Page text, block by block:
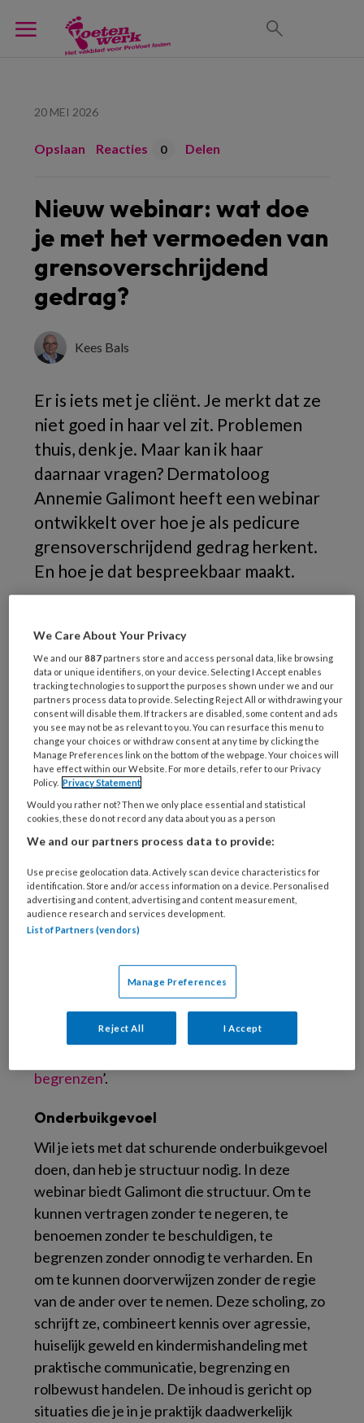
20 MEI 2026
Opslaan Reacties 0 Delen
Nieuw webinar: wat doe
je met het vermoeden van
grensoverschrijdend
gedrag?
Kees Bals
Er is iets met je cliënt. Je merkt dat ze
niet goed in haar vel zit. Problemen
thuis, denk je. Maar kan ik haar
daarnaar vragen? Dermatoloog
Annemie Galimont heeft een webinar
ontwikkelt over hoe je als pedicure
grensoverschrijdend gedrag herkent.
En hoe je dat bespreekbaar maakt.
(Beeld: Huidopleiding)
‘Een gespannen houding. Een verhaal dat niet
helemaal klopt. Een cliënt die anders reageert
overneemt. Of een onderbuikgevoel dat blijft
hangen, zonder dat je precies kunt benoemen
waarom’, zo schrijft Annemie Galimont op haar
niet goed hoe om te gaan met het vermoeden
dat de cliënt te maken heeft met
grensoverschrijdend gedrag. Daarom
ontwikkelde Galimont het webinar
begrenzen’.
Onderbuikgevoel
Wil je iets met dat schurende onderbuikgevoel
doen, dan heb je structuur nodig. In deze
webinar biedt Galimont die structuur. Om te
kunnen vertragen zonder te negeren, te
benoemen zonder te beschuldigen, te
begrenzen zonder onnodig te verharden. En
om te kunnen doorverwijzen zonder de regie
van de ander over te nemen. Deze scholing, zo
schrijft ze, combineert kennis over agressie,
huiselijk geweld en kindermishandeling met
praktische communicatie, begrenzing en
rolbewust handelen. De inhoud is gericht op
situaties die je in je praktijk daadwerkelijk
We Care About Your Privacy
We and our887 partners store and access personal data, like browsing
data or unique identifiers, on your device. Selecting I Accept enables
tracking technologies to support the purposes shown under we and our
partners process data to provide. Selecting Reject All or withdrawing your
consent will disable them. If trackers are disabled, some content and ads
you see may not be as relevant to you. You can resurface this menu to
change your choices or withdraw consent at any time by clicking the
Manage Preferences link on the bottom of the webpage. Your choices will
have effect within our Website. For more details, refer to our Privacy
Policy. Privacy Statement
Would you rather not? Then we only place essential and statistical
cookies, these do not record any data about you as a person
We and our partners process data to provide:
Use precise geolocation data. Actively scan device characteristics for
identification. Store and/or access information on a device. Personalised
advertising and content, advertising and content measurement,
audience research and services development.
List of Partners (vendors)
Manage Preferences
Reject All I Accept